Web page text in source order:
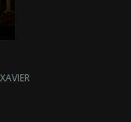
XAVIER